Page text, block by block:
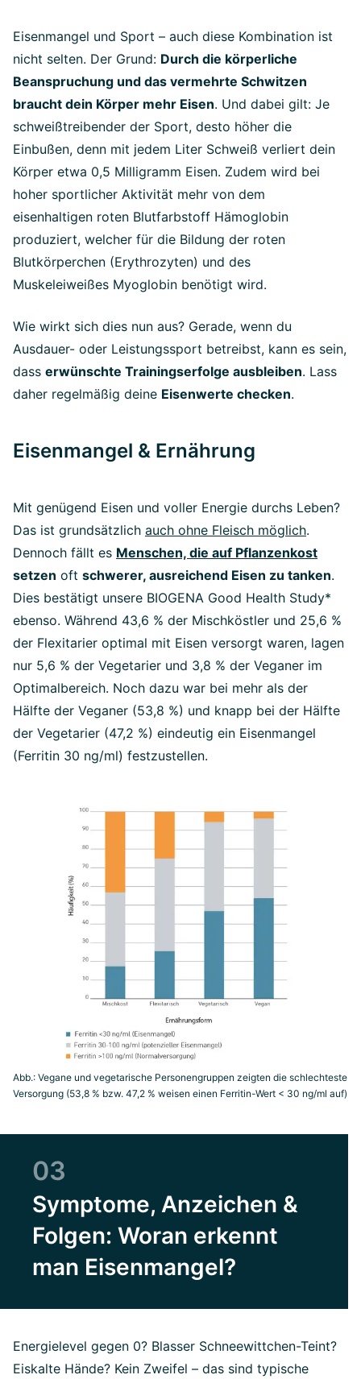
Eisenmangel und Sport – auch diese Kombination ist
nicht selten. Der Grund: Durch die körperliche
Beanspruchung und das vermehrte Schwitzen
braucht dein Körper mehr Eisen. Und dabei gilt: Je
schweißtreibender der Sport, desto höher die
Einbußen, denn mit jedem Liter Schweiß verliert dein
Körper etwa 0,5 Milligramm Eisen. Zudem wird bei
hoher sportlicher Aktivität mehr von dem
eisenhaltigen roten Blutfarbstoff Hämoglobin
produziert, welcher für die Bildung der roten
Blutkörperchen (Erythrozyten) und des
Muskeleiweißes Myoglobin benötigt wird.
Wie wirkt sich dies nun aus? Gerade, wenn du
Ausdauer- oder Leistungssport betreibst, kann es sein,
dass erwünschte Trainingserfolge ausbleiben. Lass
daher regelmäßig deine Eisenwerte checken.
Eisenmangel & Ernährung
Mit genügend Eisen und voller Energie durchs Leben?
Das ist grundsätzlich auch ohne Fleisch möglich.
Dennoch fällt es Menschen, die auf Pflanzenkost
setzen oft schwerer, ausreichend Eisen zu tanken.
Dies bestätigt unsere BIOGENA Good Health Study*
ebenso. Während 43,6 % der Mischköstler und 25,6 %
der Flexitarier optimal mit Eisen versorgt waren, lagen
nur 5,6 % der Vegetarier und 3,8 % der Veganer im
Optimalbereich. Noch dazu war bei mehr als der
Hälfte der Veganer (53,8 %) und knapp bei der Hälfte
der Vegetarier (47,2 %) eindeutig ein Eisenmangel
(Ferritin 30 ng/ml) festzustellen.
Abb.: Vegane und vegetarische Personengruppen zeigten die schlechteste
Versorgung (53,8 % bzw. 47,2 % weisen einen Ferritin-Wert < 30 ng/ml auf)
03
Symptome, Anzeichen &
Folgen: Woran erkennt
man Eisenmangel?
Energielevel gegen 0? Blasser Schneewittchen-Teint?
Eiskalte Hände? Kein Zweifel – das sind typische